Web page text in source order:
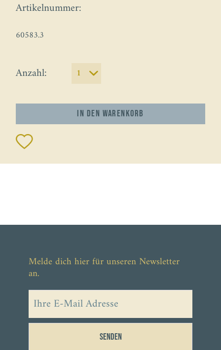
Artikelnummer:
60583.3
Anzahl:
In den Warenkorb
Melde dich hier für unseren Newsletter
an.
Senden